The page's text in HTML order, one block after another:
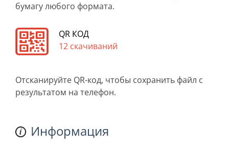
бумагу любого формата.
QR КОД
12 скачиваний
Отсканируйте QR-код, чтобы сохранить файл с
результатом на телефон.
Информация